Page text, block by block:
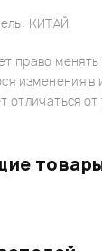
КИТАЙ
право
изменения
отличаться от